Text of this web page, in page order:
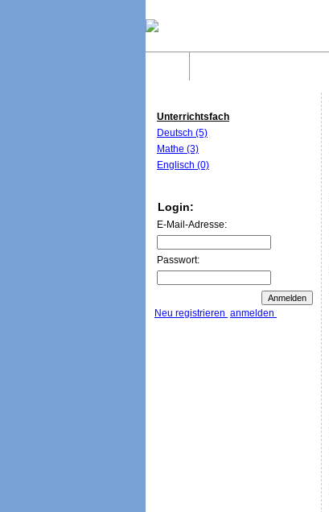
Unterrichtsfach
Deutsch (5)
Mathe (3)
Englisch (0)
Login:
E-Mail-Adresse:
Passwort:
Neu registrieren anmelden